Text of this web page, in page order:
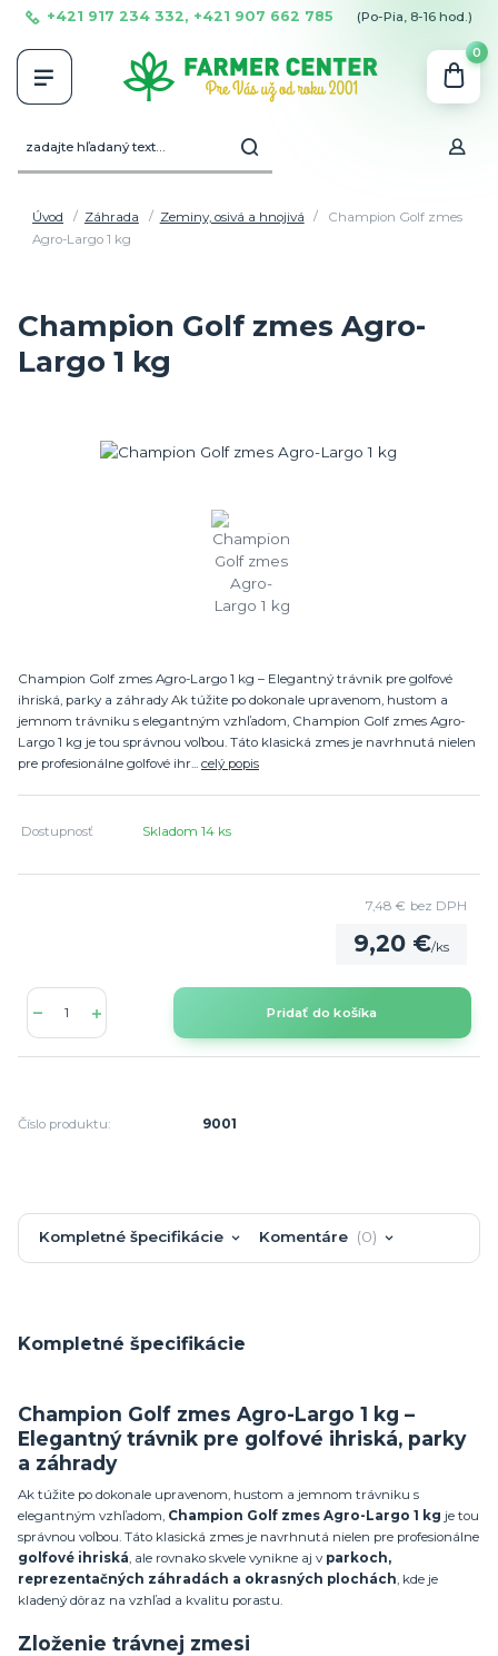
+421 917 234 332, +421 907 662 785 (Po-Pia, 8-16 hod.)
0
Úvod Záhrada Zeminy, osivá a hnojivá
Champion Golf zmes
Agro-Largo 1 kg
Champion Golf zmes Agro-
Largo 1 kg
Champion Golf zmes Agro-Largo 1 kg – Elegantný trávnik pre golfové
ihriská, parky a záhrady Ak túžite po dokonale upravenom, hustom a
jemnom trávniku s elegantným vzhľadom, Champion Golf zmes Agro-
Largo 1 kg je tou správnou voľbou. Táto klasická zmes je navrhnutá nielen
pre profesionálne golfové ihr... celý popis
Dostupnosť Skladom 14 ks
9,20 €/ks
7,48 € bez DPH
Pridať do košíka
Číslo produktu: 9001
Kompletné špecifikácie Komentáre 0
Kompletné špecifikácie
Champion Golf zmes Agro-Largo 1 kg –
Elegantný trávnik pre golfové ihriská, parky
a záhrady
Ak túžite po dokonale upravenom, hustom a jemnom trávniku s
elegantným vzhľadom, Champion Golf zmes Agro-Largo 1 kg je tou
správnou voľbou. Táto klasická zmes je navrhnutá nielen pre profesionálne
golfové ihriská, ale rovnako skvele vynikne aj v parkoch,
reprezentačných záhradách a okrasných plochách, kde je
kladený dôraz na vzhľad a kvalitu porastu.
Zloženie trávnej zmesi